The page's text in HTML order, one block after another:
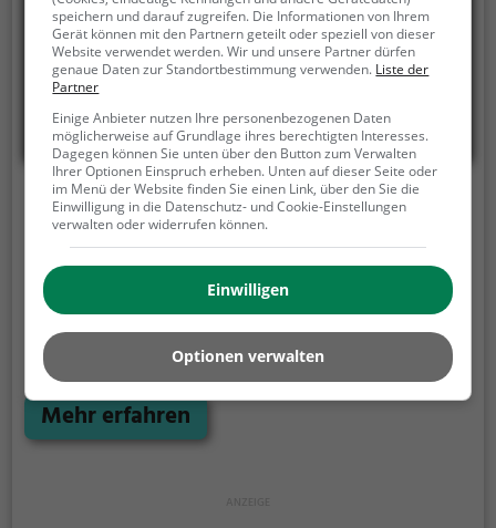
Schützenhaus Am Eichwald
Eichwald 13, 74343 Sachsenheim
Im Schützenhaus Am Eichwald in Sachsenheim
erlebt man eine einladende Atmosphäre und eine
vielfältige Auswahl an Gerichten. Hier genießt man
deutsche und europäische Küche, Meeresfrüchte,
Fisch, Steak House Spezialitäten sowie gesunde und
vegetarische Gerichte. Dazu gibt es eine Auswahl an
erlesenen Weinen und Getränken. Hier ist für jeden
Mehr erfahren
speichern und darauf zugreifen. Die Informationen von Ihrem
Gerät können mit den Partnern geteilt oder speziell von dieser
Website verwendet werden. Wir und unsere Partner dürfen
genaue Daten zur Standortbestimmung verwenden. Liste der
Partner
Einige Anbieter nutzen Ihre personenbezogenen Daten
möglicherweise auf Grundlage ihres berechtigten Interesses.
Dagegen können Sie unten über den Button zum Verwalten
Ihrer Optionen Einspruch erheben. Unten auf dieser Seite oder
im Menü der Website finden Sie einen Link, über den Sie die
Einwilligung in die Datenschutz- und Cookie-Einstellungen
verwalten oder widerrufen können.
Einwilligen
Optionen verwalten